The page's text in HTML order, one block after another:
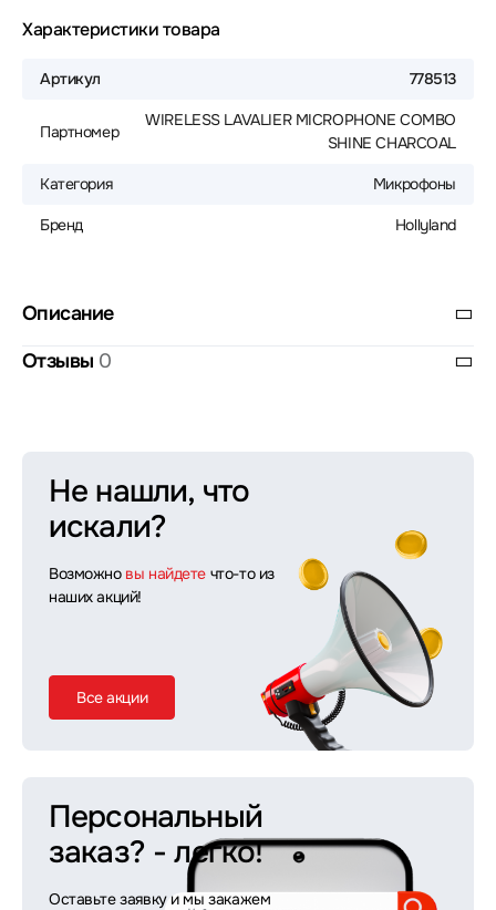
Характеристики товара
Артикул 778513
Партномер
WIRELESS LAVALIER MICROPHONE COMBO
SHINE CHARCOAL
Категория Микрофоны
Бренд Hollyland
Описание
Отзывы 0
Не нашли, что
искали?
Возможно вы найдете что-то из
наших акций!
Все акции
Персональный
заказ? - легко!
Оставьте заявку и мы закажем